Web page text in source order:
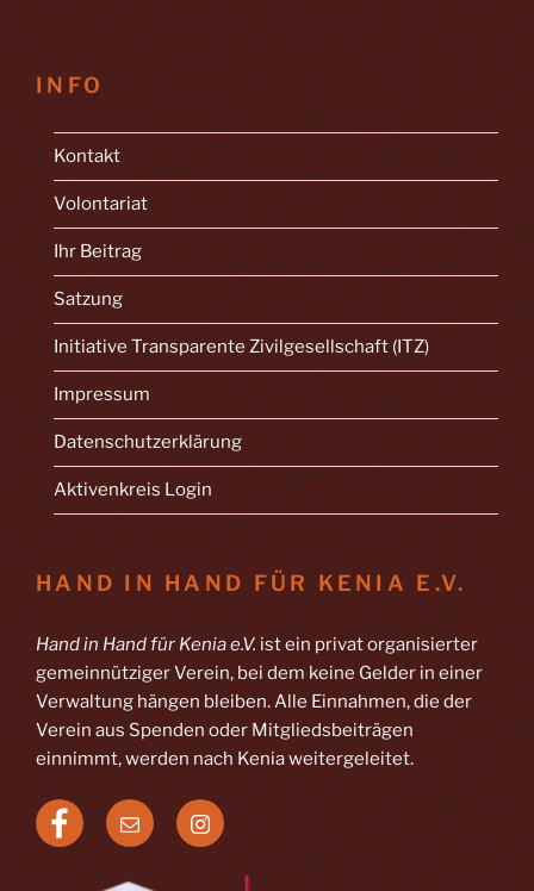
INFO
Kontakt
Volontariat
Ihr Beitrag
Satzung
Initiative Transparente Zivilgesellschaft (ITZ)
Impressum
Datenschutzerklärung
Aktivenkreis Login
HAND IN HAND FÜR KENIA E.V.
Hand in Hand für Kenia e.V. ist ein privat organisierter
gemeinnütziger Verein, bei dem keine Gelder in einer
Verwaltung hängen bleiben. Alle Einnahmen, die der
Verein aus Spenden oder Mitgliedsbeiträgen
einnimmt, werden nach Kenia weitergeleitet.
Facebook
E-
Mail
Instagram